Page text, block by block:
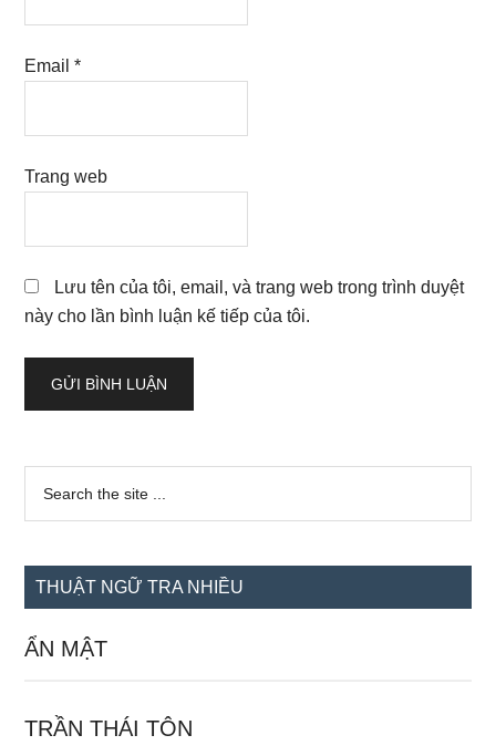
Email*
Trang web
Lưu tên của tôi, email, và trang web trong trình duyệt
này cho lần bình luận kế tiếp của tôi.
Sidebar
chính
...
THUẬT NGỮ TRA NHIỀU
ẨN MẬT
TRẦN THÁI TÔN